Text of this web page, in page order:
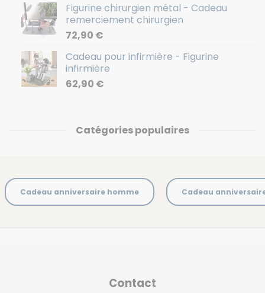
Figurine chirurgien métal - Cadeau
remerciement chirurgien
72,90 €
Cadeau pour infirmière - Figurine
infirmière
62,90 €
Catégories populaires
Cadeau anniversaire homme Cadeau
Contact